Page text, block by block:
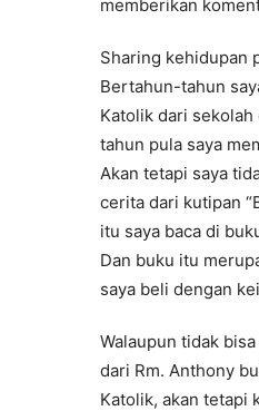
memberikan
Sharing kehidupan
Bertahun-tahun
Katolik dari
tahun pula saya
Akan tetapi saya
cerita dari kutipan
itu saya baca di
Dan buku itu
saya beli dengan
Walaupun tidak
dari Rm. Anthony
Katolik, akan tetapi